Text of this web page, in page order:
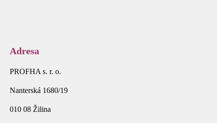
Adresa
PROFHA s. r. o.
Nanterská 1680/19
010 08 Žilina